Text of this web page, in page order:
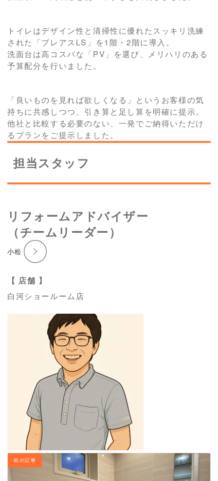
トイレはデザイン性と清掃性に優れたスッキリ洗練
された「プレアスLS」を1階・2階に導入。
洗面台は高コスパな「PV」を選び、メリハリのある
予算配分を行いました。
「良いものを見れば欲しくなる」というお客様の気
持ちに共感しつつ、引き算と足し算を明確に提示。
他社と比較する必要のない、一発でご納得いただけ
るプランをご提示しました。
担当スタッフ
リフォームアドバイザー
（チームリーダー）
小松
【 店舗 】
白河ショールーム店
前の記事